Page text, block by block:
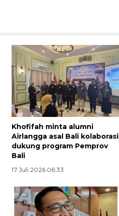
Khofifah minta alumni
Airlangga asal Bali kolaborasi
dukung program Pemprov
Bali
17 Juli 2026 06:33